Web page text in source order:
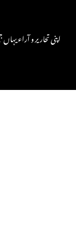
: اپنی تحاریر و آراء